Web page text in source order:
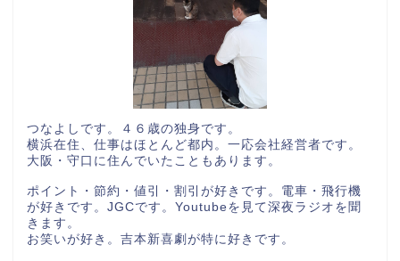
つなよしです。４６歳の独身です。
横浜在住、仕事はほとんど都内。一応会社経営者です。
大阪・守口に住んでいたこともあります。
ポイント・節約・値引・割引が好きです。電車・飛行機
が好きです。JGCです。Youtubeを見て深夜ラジオを聞
きます。
お笑いが好き。吉本新喜劇が特に好きです。